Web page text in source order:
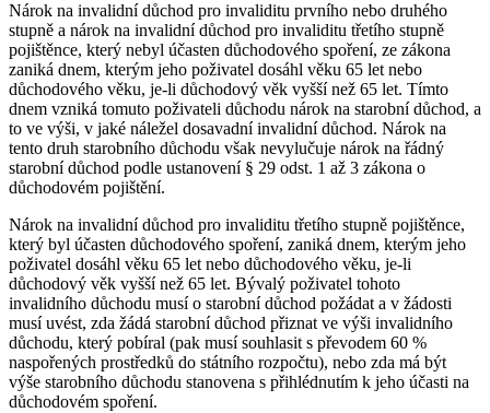
Nárok na invalidní důchod pro invaliditu prvního nebo druhého
stupně a nárok na invalidní důchod pro invaliditu třetího stupně
pojištěnce, který nebyl účasten důchodového spoření, ze zákona
zaniká dnem, kterým jeho poživatel dosáhl věku 65 let nebo
důchodového věku, je-li důchodový věk vyšší než 65 let. Tímto
dnem vzniká tomuto poživateli důchodu nárok na starobní důchod, a
to ve výši, v jaké náležel dosavadní invalidní důchod. Nárok na
tento druh starobního důchodu však nevylučuje nárok na řádný
starobní důchod podle ustanovení § 29 odst. 1 až 3 zákona o
důchodovém pojištění.
Nárok na invalidní důchod pro invaliditu třetího stupně pojištěnce,
který byl účasten důchodového spoření, zaniká dnem, kterým jeho
poživatel dosáhl věku 65 let nebo důchodového věku, je-li
důchodový věk vyšší než 65 let. Bývalý poživatel tohoto
invalidního důchodu musí o starobní důchod požádat a v žádosti
musí uvést, zda žádá starobní důchod přiznat ve výši invalidního
důchodu, který pobíral (pak musí souhlasit s převodem 60 %
naspořených prostředků do státního rozpočtu), nebo zda má být
výše starobního důchodu stanovena s přihlédnutím k jeho účasti na
důchodovém spoření.